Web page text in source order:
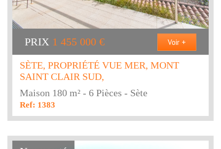
PRIX 1 455 000 € Voir +
SÈTE, PROPRIÉTÉ VUE MER, MONT
SAINT CLAIR SUD,
Maison 180 m² - 6 Pièces - Sète
Ref: 1383